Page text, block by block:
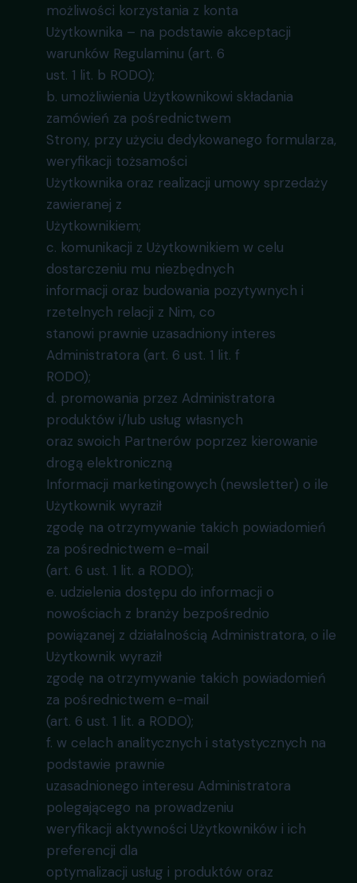
możliwości korzystania z konta
Użytkownika – na podstawie akceptacji
warunków Regulaminu (art. 6
ust. 1 lit. b RODO);
b. umożliwienia Użytkownikowi składania
zamówień za pośrednictwem
Strony, przy użyciu dedykowanego formularza,
weryfikacji tożsamości
Użytkownika oraz realizacji umowy sprzedaży
zawieranej z
Użytkownikiem;
c. komunikacji z Użytkownikiem w celu
dostarczeniu mu niezbędnych
informacji oraz budowania pozytywnych i
rzetelnych relacji z Nim, co
stanowi prawnie uzasadniony interes
Administratora (art. 6 ust. 1 lit. f
RODO);
d. promowania przez Administratora
produktów i/lub usług własnych
oraz swoich Partnerów poprzez kierowanie
drogą elektroniczną
Informacji marketingowych (newsletter) o ile
Użytkownik wyraził
zgodę na otrzymywanie takich powiadomień
za pośrednictwem e-mail
(art. 6 ust. 1 lit. a RODO);
e. udzielenia dostępu do informacji o
nowościach z branży bezpośrednio
powiązanej z działalnością Administratora, o ile
Użytkownik wyraził
zgodę na otrzymywanie takich powiadomień
za pośrednictwem e-mail
(art. 6 ust. 1 lit. a RODO);
f. w celach analitycznych i statystycznych na
podstawie prawnie
uzasadnionego interesu Administratora
polegającego na prowadzeniu
weryfikacji aktywności Użytkowników i ich
preferencji dla
optymalizacji usług i produktów oraz